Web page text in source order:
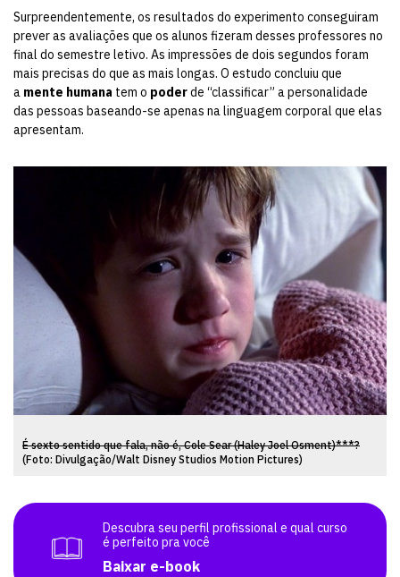
Surpreendentemente, os resultados do experimento conseguiram
prever as avaliações que os alunos fizeram desses professores no
final do semestre letivo. As impressões de dois segundos foram
mais precisas do que as mais longas. O estudo concluiu que
a mente humana tem o poderde “classificar” a personalidade
das pessoas baseando-se apenas na linguagem corporal que elas
apresentam.
É sexto sentido que fala, não é, Cole Sear (Haley Joel Osment)***?
(Foto: Divulgação/Walt Disney Studios Motion Pictures)
Descubra seu perfil profissional e qual curso
é perfeito pra você
Baixar e-book